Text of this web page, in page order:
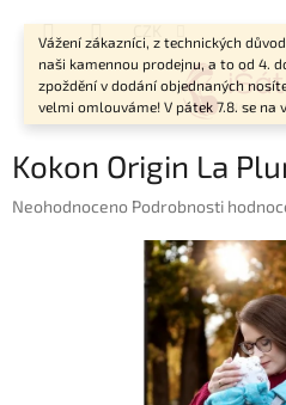
Vážení zákazníci, z technických
naši kamennou prodejnu, a to od 4.
zpoždění v dodání objednaných
velmi omlouváme! V pátek 7.8. se na
CZK
Kokon Origin La
Průměrné
Neohodnoceno Podrobnosti